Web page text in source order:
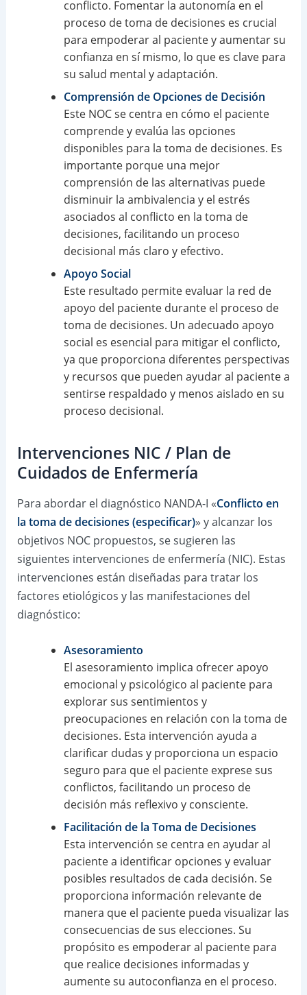
conflicto. Fomentar la autonomía en el
proceso de toma de decisiones es crucial
para empoderar al paciente y aumentar su
confianza en sí mismo, lo que es clave para
su salud mental y adaptación.
Comprensión de Opciones de Decisión
Este NOC se centra en cómo el paciente
comprende y evalúa las opciones
disponibles para la toma de decisiones. Es
importante porque una mejor
comprensión de las alternativas puede
disminuir la ambivalencia y el estrés
asociados al conflicto en la toma de
decisiones, facilitando un proceso
decisional más claro y efectivo.
Apoyo Social
Este resultado permite evaluar la red de
apoyo del paciente durante el proceso de
toma de decisiones. Un adecuado apoyo
social es esencial para mitigar el conflicto,
ya que proporciona diferentes perspectivas
y recursos que pueden ayudar al paciente a
sentirse respaldado y menos aislado en su
proceso decisional.
Intervenciones NIC / Plan de
Cuidados de Enfermería
Para abordar el diagnóstico NANDA-I «Conflicto en
la toma de decisiones (especificar)» y alcanzar los
objetivos NOC propuestos, se sugieren las
siguientes intervenciones de enfermería (NIC). Estas
intervenciones están diseñadas para tratar los
factores etiológicos y las manifestaciones del
diagnóstico:
Asesoramiento
El asesoramiento implica ofrecer apoyo
emocional y psicológico al paciente para
explorar sus sentimientos y
preocupaciones en relación con la toma de
decisiones. Esta intervención ayuda a
clarificar dudas y proporciona un espacio
seguro para que el paciente exprese sus
conflictos, facilitando un proceso de
decisión más reflexivo y consciente.
Facilitación de la Toma de Decisiones
Esta intervención se centra en ayudar al
paciente a identificar opciones y evaluar
posibles resultados de cada decisión. Se
proporciona información relevante de
manera que el paciente pueda visualizar las
consecuencias de sus elecciones. Su
propósito es empoderar al paciente para
que realice decisiones informadas y
aumente su autoconfianza en el proceso.